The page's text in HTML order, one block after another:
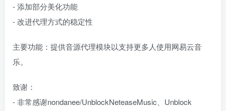
- 添加部分美化功能
- 改进代理方式的稳定性
主要功能：提供音源代理模块以支持更多人使用网易云音
乐。
致谢：
- 非常感谢nondanee/UnblockNeteaseMusic、Unblock